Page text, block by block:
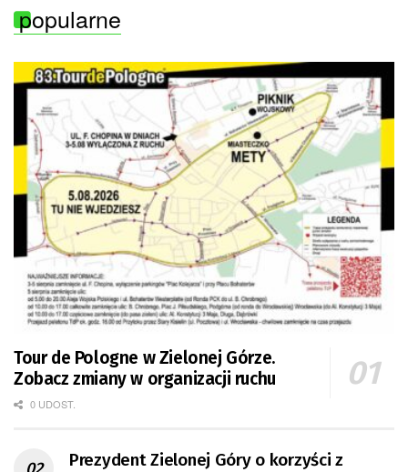
popularne
Tour de Pologne w Zielonej Górze.
Zobacz zmiany w organizacji ruchu
0 UDOST.
Prezydent Zielonej Góry o korzyści z